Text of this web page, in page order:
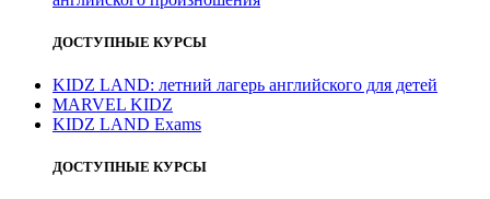
ДОСТУПНЫЕ КУРСЫ
KIDZ LAND: летний лагерь английского для детей
MARVEL KIDZ
KIDZ LAND Exams
ДОСТУПНЫЕ КУРСЫ